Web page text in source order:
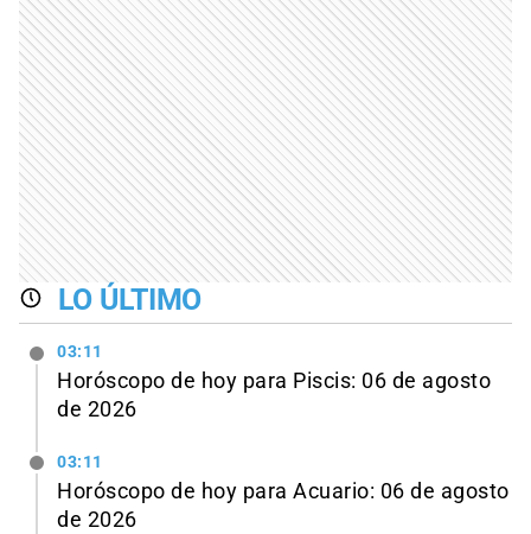
LO ÚLTIMO
03:11
Horóscopo de hoy para Piscis: 06 de agosto
de 2026
03:11
Horóscopo de hoy para Acuario: 06 de agosto
de 2026